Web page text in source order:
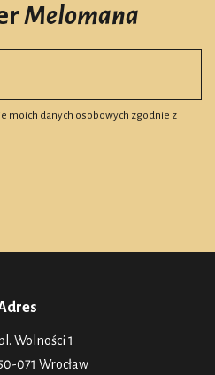
Melomana
moich danych osobowych zgodnie z
Wolności 1
071 Wrocław